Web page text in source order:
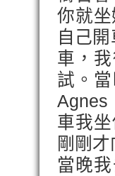
你就
自己
車，
試。
Agnes
車我
剛剛
當晚